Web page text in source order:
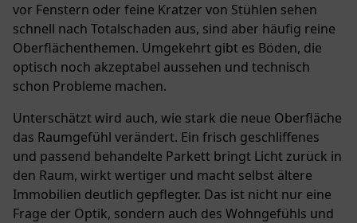
vor Fenstern oder feine Kratzer von Stühlen sehen
schnell nach Totalschaden aus, sind aber häufig reine
Oberflächenthemen. Umgekehrt gibt es Böden, die
optisch noch akzeptabel aussehen und technisch
schon Probleme machen.
Unterschätzt wird auch, wie stark die neue Oberfläche
das Raumgefühl verändert. Ein frisch geschliffenes
und passend behandelte Parkett bringt Licht zurück in
den Raum, wirkt wertiger und macht selbst ältere
Immobilien deutlich gepflegter. Das ist nicht nur eine
Frage der Optik, sondern auch des Wohngefühls und